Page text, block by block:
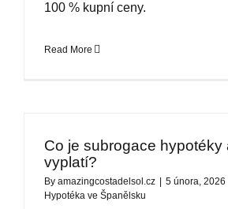
100 % kupní ceny.
Read More
Co je subrogace hypotéky
vyplatí?
By amazingcostadelsol.cz 5 února, 2026
Hypotéka ve Španělsku